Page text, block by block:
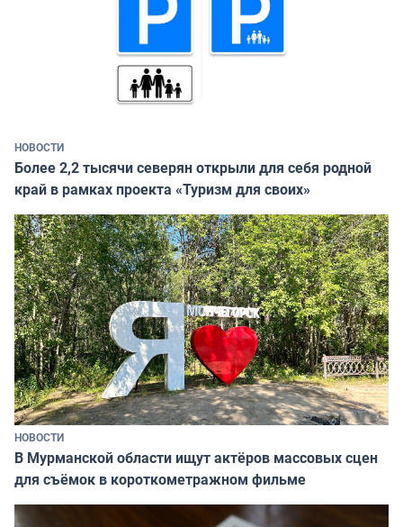
НОВОСТИ
Более 2,2 тысячи северян открыли для себя родной
край в рамках проекта «Туризм для своих»
НОВОСТИ
В Мурманской области ищут актёров массовых сцен
для съёмок в короткометражном фильме